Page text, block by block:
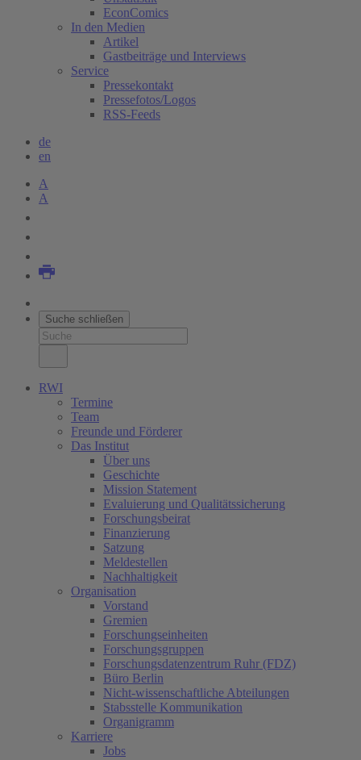
EconComics
In den Medien
Artikel
Gastbeiträge und Interviews
Service
Pressekontakt
Pressefotos/Logos
RSS-Feeds
de
en
A
A
Suche schließen
RWI
Termine
Team
Freunde und Förderer
Das Institut
Über uns
Geschichte
Mission Statement
Evaluierung und Qualitätssicherung
Forschungsbeirat
Finanzierung
Satzung
Meldestellen
Nachhaltigkeit
Organisation
Vorstand
Gremien
Forschungseinheiten
Forschungsgruppen
Forschungsdatenzentrum Ruhr (FDZ)
Büro Berlin
Nicht-wissenschaftliche Abteilungen
Stabsstelle Kommunikation
Organigramm
Karriere
Jobs